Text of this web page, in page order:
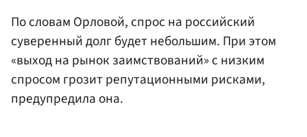
По словам Орловой, спрос на российский
суверенный долг будет небольшим. При этом
«выход на рынок заимствований» с низким
спросом грозит репутационными рисками,
предупредила она.